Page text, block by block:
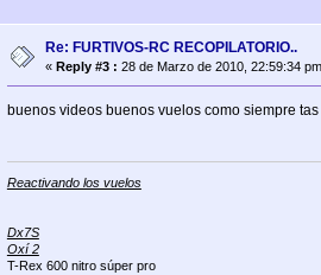
Re: FURTIVOS-RC RECOPILATORIO..
«Reply #3 : 28 de Marzo de 2010, 22:59:34
buenos videos buenos vuelos como siempre
Reactivando los vuelos
Dx7S
Oxí 2
T-Rex 600 nitro súper pro